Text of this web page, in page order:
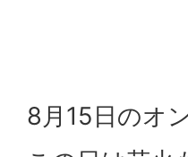
8月15日のオ